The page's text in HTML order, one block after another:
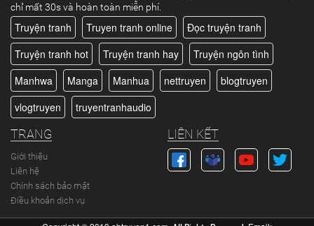
chỉ mất 30s và hoàn toàn miễn phí.
Truyện tranh Truyen tranh online
Đọc truyện tranh
Truyện tranh hot
Truyện tranh hay
Truyện ngôn tình
Manhwa
Manga Manhua nettruyen
blogtruyen
vlogtruyen
truyentranhaudio
TRANG
Giới thiệu
Liên hệ
Chính sách bảo mật
Điều khoản dịch vụ
LIÊN KẾT